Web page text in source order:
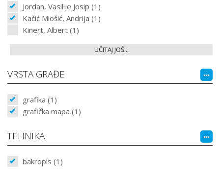
Jordan, Vasilije Josip (1)
Kačić Miošić, Andrija (1)
Kinert, Albert (1)
UČITAJ JOŠ...
VRSTA GRAĐE
grafika (1)
grafička mapa (1)
TEHNIKA
bakropis (1)